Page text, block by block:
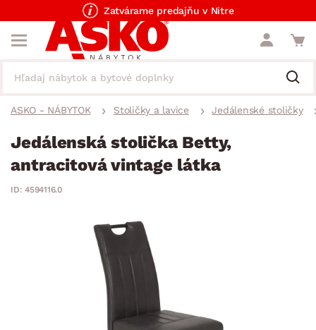
Zatvárame predajňu v Nitre
ASKO - NÁBYTOK Stoličky a lavice Jedálenské stoličky
Jedálenská stolička Betty,
antracitová vintage látka
ID: 4594116.0